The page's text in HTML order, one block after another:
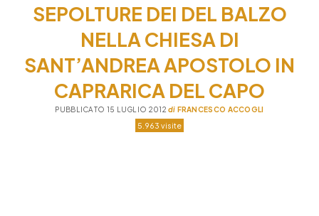
SEPOLTURE DEI DEL BALZO
NELLA CHIESA DI
SANT’ANDREA APOSTOLO IN
CAPRARICA DEL CAPO
PUBBLICATO 15 LUGLIO 2012di FRANCESCO ACCOGLI
5.963 visite